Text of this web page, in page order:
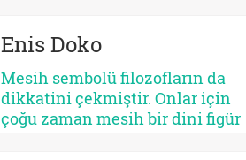
açıdan bakıldığında, her kurtarıcı
işlemez. Bazısı insanı
olgunlaştırır, bazısı sertleştirir.
Bazısı dayanıklılık üretir, bazısı
Enis Doko
Mesih sembolü filozofların da
dikkatini çekmiştir. Onlar için
çoğu zaman mesih bir dini figür